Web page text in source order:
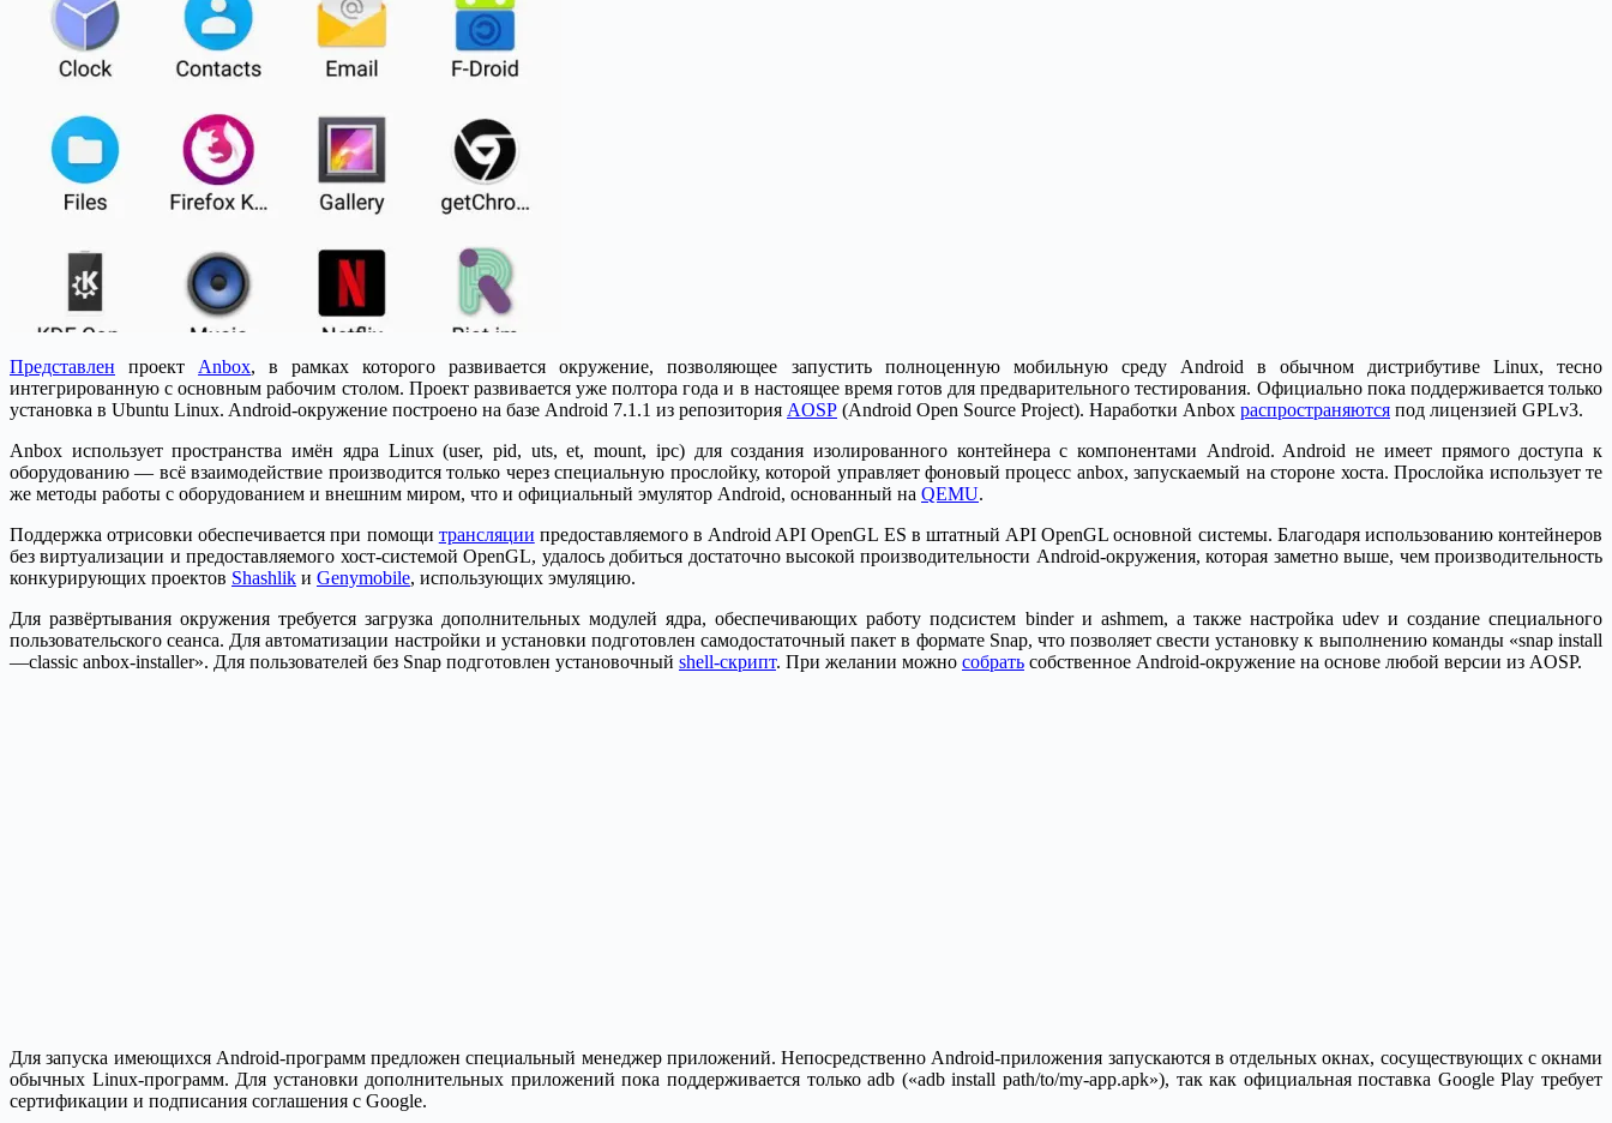
Представлен проект Anbox, в рамках которого развивается окружение, позволяющее запустить полноценную мобильную среду Android в обычном дистрибутиве Linux, тесно
интегрированную с основным рабочим столом. Проект развивается уже полтора года и в настоящее время готов для предварительного тестирования. Официально пока поддерживается только
установка в Ubuntu Linux. Android-окружение построено на базе Android 7.1.1 из репозитория AOSP (Android Open Source Project). Наработки Anbox распространяются под лицензией GPLv3.
Anbox использует пространства имён ядра Linux (user, pid, uts, et, mount, ipc) для создания изолированного контейнера с компонентами Android. Android не имеет прямого доступа к
оборудованию — всё взаимодействие производится только через специальную прослойку, которой управляет фоновый процесс anbox, запускаемый на стороне хоста. Прослойка использует те
же методы работы с оборудованием и внешним миром, что и официальный эмулятор Android, основанный на QEMU.
Поддержка отрисовки обеспечивается при помощи трансляции предоставляемого в Android API OpenGL ES в штатный API OpenGL основной системы. Благодаря использованию контейнеров
без виртуализации и предоставляемого хост-системой OpenGL, удалось добиться достаточно высокой производительности Android-окружения, которая заметно выше, чем производительность
конкурирующих проектов Shashlik и Genymobile, использующих эмуляцию.
Для развёртывания окружения требуется загрузка дополнительных модулей ядра, обеспечивающих работу подсистем binder и ashmem, а также настройка udev и создание специального
пользовательского сеанса. Для автоматизации настройки и установки подготовлен самодостаточный пакет в формате Snap, что позволяет свести установку к выполнению команды «snap install
—classic anbox-installer». Для пользователей без Snap подготовлен установочный shell-скрипт. При желании можно собрать собственное Android-окружение на основе любой версии из AOSP.
Для запуска имеющихся Android-программ предложен специальный менеджер приложений. Непосредственно Android-приложения запускаются в отдельных окнах, сосуществующих с окнами
обычных Linux-программ. Для установки дополнительных приложений пока поддерживается только adb («adb install path/to/my-app.apk»), так как официальная поставка Google Play требует
сертификации и подписания соглашения с Google.